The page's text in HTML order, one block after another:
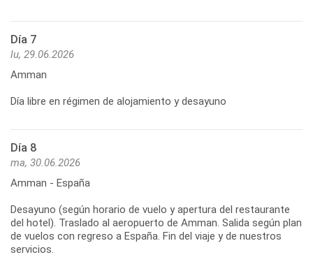
Día 7
lu, 29.06.2026
Amman
Día libre en régimen de alojamiento y desayuno
Día 8
ma, 30.06.2026
Amman - España
Desayuno (según horario de vuelo y apertura del restaurante
del hotel). Traslado al aeropuerto de Amman. Salida según plan
de vuelos con regreso a España. Fin del viaje y de nuestros
servicios.